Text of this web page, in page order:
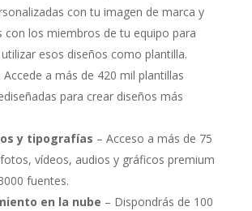
con tu imagen de marca y
con los miembros de tu equipo para
esos diseños como plantilla.
Accede a más de 420 mil plantillas
para crear diseños más
y tipografías – Acceso a más de 75
vídeos, audios y gráficos premium
fuentes.
en la nube – Dispondrás de 100